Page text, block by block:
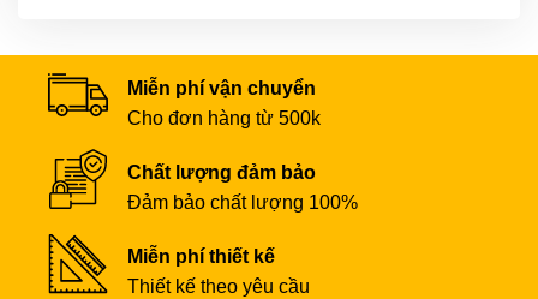
Miễn phí vận chuyển
Cho đơn hàng từ 500k
Chất lượng đảm bảo
Đảm bảo chất lượng 100%
Miễn phí thiết kế
Thiết kế theo yêu cầu